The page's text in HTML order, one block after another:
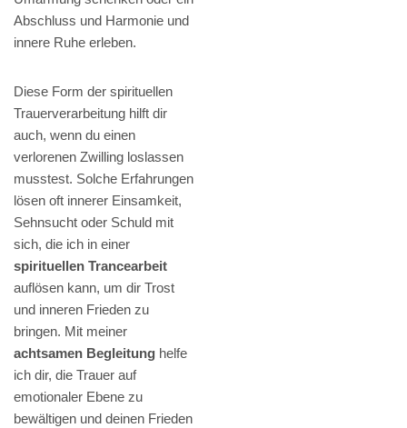
Abschluss und Harmonie und
innere Ruhe erleben.
Diese Form der spirituellen
Trauerverarbeitung hilft dir
auch, wenn du einen
verlorenen Zwilling loslassen
musstest. Solche Erfahrungen
lösen oft innerer Einsamkeit,
Sehnsucht oder Schuld mit
sich, die ich in einer
spirituellen Trancearbeit
auflösen kann, um dir Trost
und inneren Frieden zu
bringen. Mit meiner
achtsamen Begleitung helfe
ich dir, die Trauer auf
emotionaler Ebene zu
bewältigen und deinen Frieden